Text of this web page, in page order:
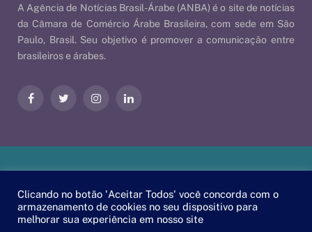
A Agência de Notícias Brasil-Árabe (ANBA) é o site de notícias
da Câmara de Comércio Árabe Brasileira, com sede em São
Paulo, Brasil. Seu objetivo é promover a comunicação entre
brasileiros e árabes.
FacebookTwitter InstagramLinkedIn
Árabe | ByEscaEsco.
Clicando no botão 'Aceitar Todos' você concorda com o
armazenamento de cookies no seu dispositivo para
melhorar sua experiência em nosso site